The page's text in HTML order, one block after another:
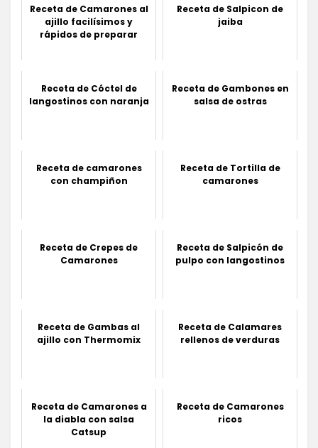
Receta de Camarones al
ajillo facilísimos y
rápidos de preparar
Receta de Salpicon de
jaiba
Receta de Cóctel de
langostinos con naranja
Receta de Gambones en
salsa de ostras
Receta de camarones
con champiñon
Receta de Tortilla de
camarones
Receta de Crepes de
Camarones
Receta de Salpicón de
pulpo con langostinos
Receta de Gambas al
ajillo con Thermomix
Receta de Calamares
rellenos de verduras
Receta de Camarones a
la diabla con salsa
Catsup
Receta de Camarones
ricos